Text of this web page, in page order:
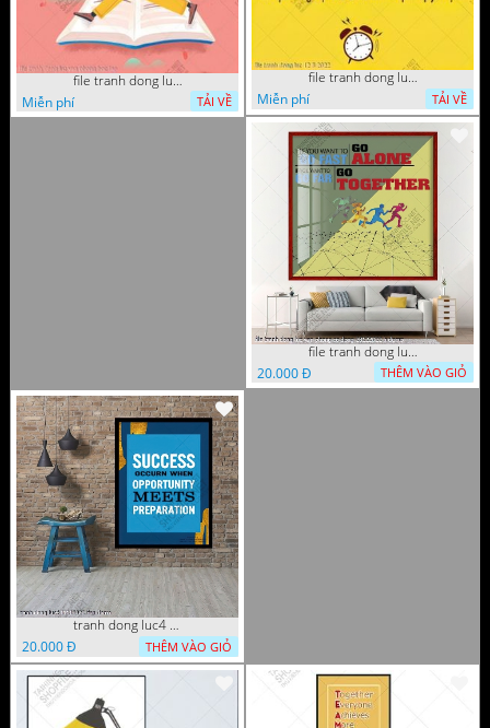
file tranh dong luc van phong hoc tap
Miễn phí
TẢI VỀ
file tranh dong luc 12 8 2022
Miễn phí
TẢI VỀ
file tranh dong luc van phong co dong 28122022 h
20.000 Đ
THÊM VÀO GIỎ
tranh dong luc4 11112022 tien
20.000 Đ
THÊM VÀO GIỎ